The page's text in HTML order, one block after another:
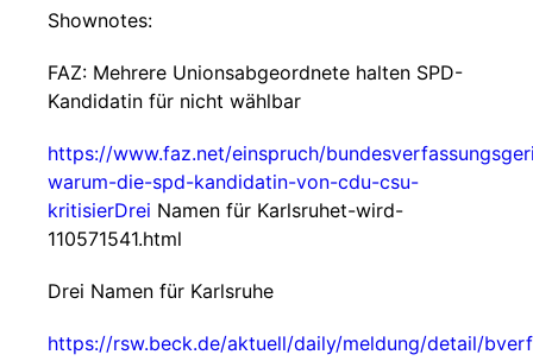
Shownotes:
FAZ: Mehrere Unionsabgeordnete halten SPD-
Kandidatin für nicht wählbar
https://www.faz.net/einspruch/
warum-die-spd-kandidatin-von-cdu-csu-
kritisierDrei Namen für Karlsruhet-wird-
110571541.html
Drei Namen für Karlsruhe
https://rsw.beck.de/aktuell/daily/meldung/detail/